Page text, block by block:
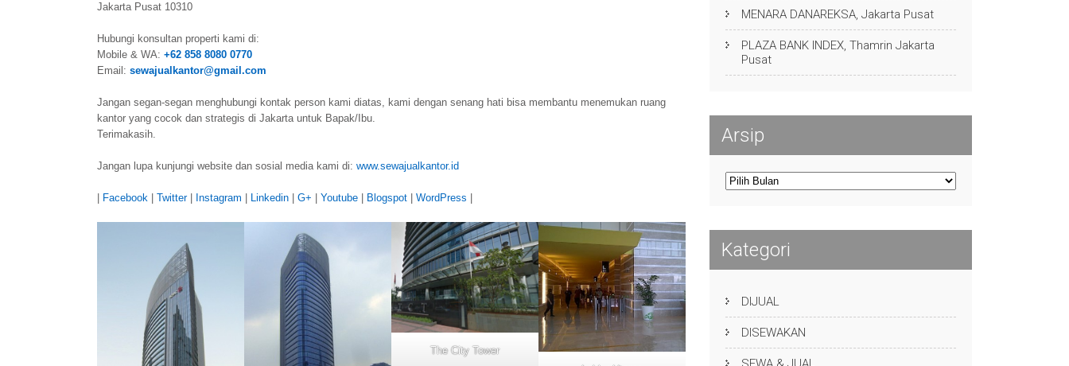
Jakarta Pusat 10310
Hubungi konsultan properti kami di:
Mobile & WA: +62 858 8080 0770
Email: sewajualkantor@gmail.com
Jangan segan-segan menghubungi kontak person kami diatas, kami dengan senang hati bisa membantu menemukan ruang
kantor yang cocok dan strategis di Jakarta untuk Bapak/Ibu.
Terimakasih.
Jangan lupa kunjungi website dan sosial media kami di: www.sewajualkantor.id
Facebook Twitter| Instagram Linkedin G+ Youtube Blogspot WordPress
The City Tower
MENARA DANAREKSA, Jakarta Pusat
PLAZA BANK INDEX, Thamrin Jakarta
Pusat
Arsip
Arsip
Kategori
DIJUAL
DISEWAKAN